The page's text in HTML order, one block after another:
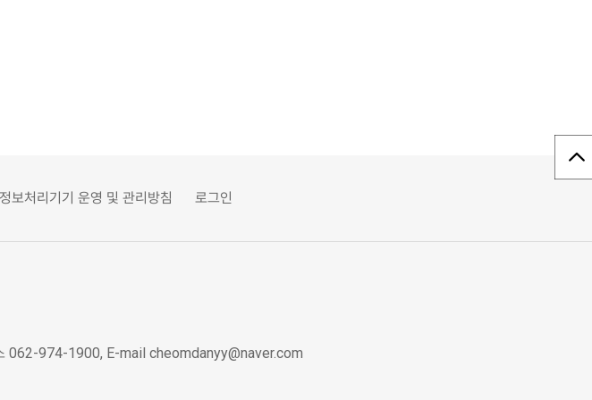
보처리기기 운영 및 관리방침 로그인
062-974-1900, E-mail cheomdanyy@naver.com